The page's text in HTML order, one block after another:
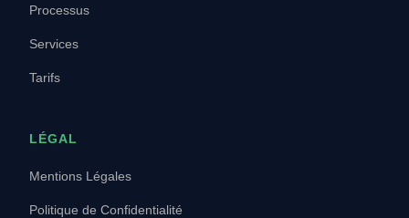
Processus
Services
Tarifs
LÉGAL
Mentions Légales
Politique de Confidentialité